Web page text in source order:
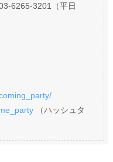
6265-3201（平日
（ハッシュタ